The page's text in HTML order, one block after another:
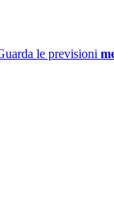
le previsioni